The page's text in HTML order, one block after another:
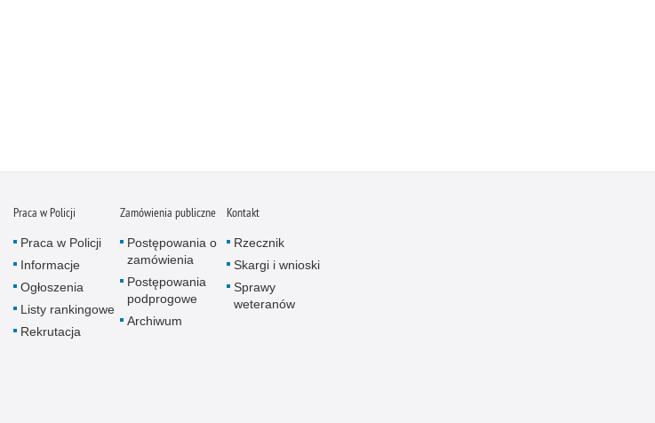
Praca w Policji
Praca w Policji
Informacje
Ogłoszenia
Listy rankingowe
Rekrutacja
Zamówienia publiczne
Postępowania o
zamówienia
Postępowania
podprogowe
Archiwum
Kontakt
Rzecznik
Skargi i wnioski
Sprawy
weteranów